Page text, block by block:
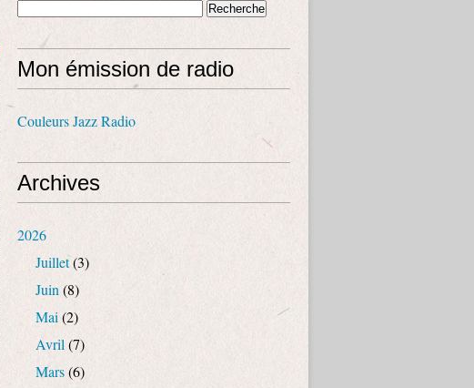
Mon émission de radio
Couleurs Jazz Radio
Archives
2026
Juillet(3)
Juin (8)
Mai (2)
Avril (7)
Mars(6)